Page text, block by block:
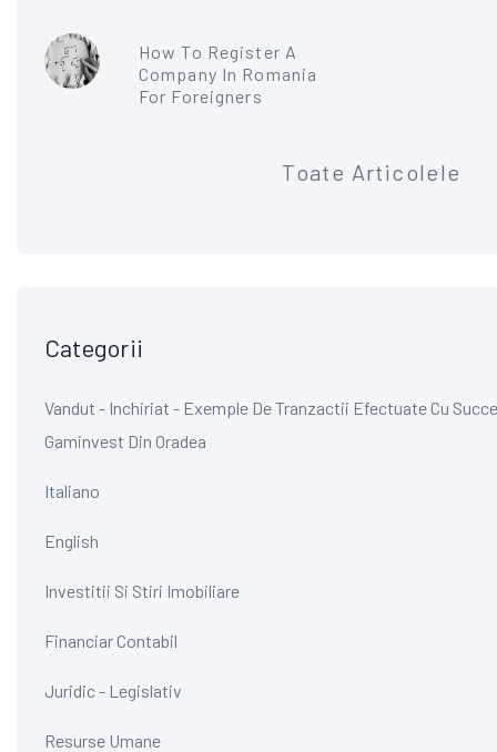
How To Register A
Company In Romania
For Foreigners
Toate Articolele
Categorii
Vandut - Inchiriat - Exemple De Tranzactii Efectuate Cu
Gaminvest Din Oradea
Italiano
English
Investitii Si Stiri Imobiliare
Financiar Contabil
Juridic - Legislativ
Resurse Umane